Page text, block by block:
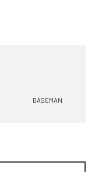
BASEMAN